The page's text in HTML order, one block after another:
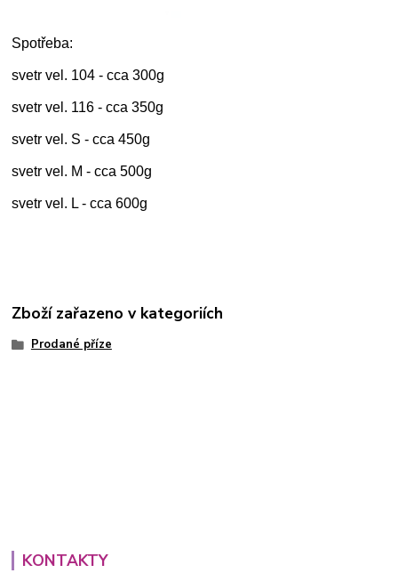
Spotřeba:
svetr vel. 104 - cca 300g
svetr vel. 116 - cca 350g
svetr vel. S - cca 450g
svetr vel. M - cca 500g
svetr vel. L - cca 600g
Zboží zařazeno v kategoriích
Prodané příze
KONTAKTY